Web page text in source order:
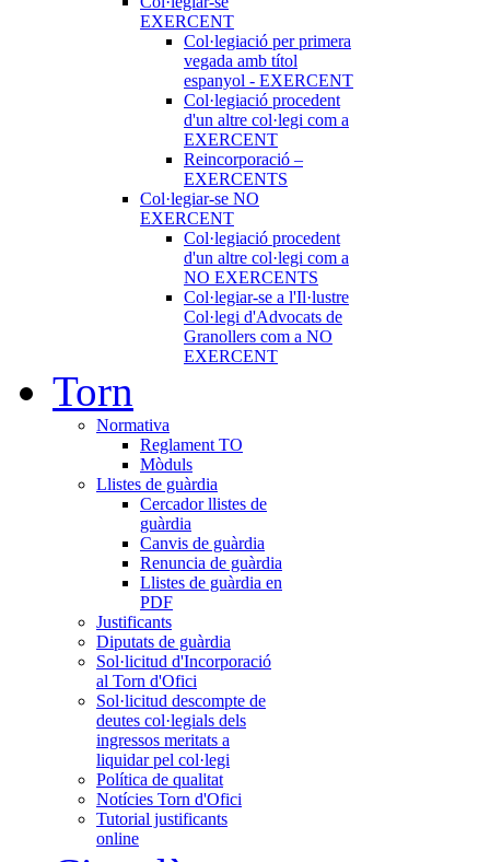
EXERCENT
Col·legiació per primera
vegada amb títol
espanyol - EXERCENT
Col·legiació procedent
d'un altre col·legi com a
EXERCENT
Reincorporació –
EXERCENTS
Col·legiar-se NO
EXERCENT
Col·legiació procedent
d'un altre col·legi com a
NO EXERCENTS
Col·legiar-se a l'Il·lustre
Col·legi d'Advocats de
Granollers com a NO
EXERCENT
Torn
Normativa
Reglament TO
Mòduls
Llistes de guàrdia
Cercador llistes de
guàrdia
Canvis de guàrdia
Renuncia de guàrdia
Llistes de guàrdia en
PDF
Justificants
Diputats de guàrdia
Sol·licitud d'Incorporació
al Torn d'Ofici
Sol·licitud descompte de
deutes col·legials dels
ingressos meritats a
liquidar pel col·legi
Política de qualitat
Notícies Torn d'Ofici
Tutorial justificants
online